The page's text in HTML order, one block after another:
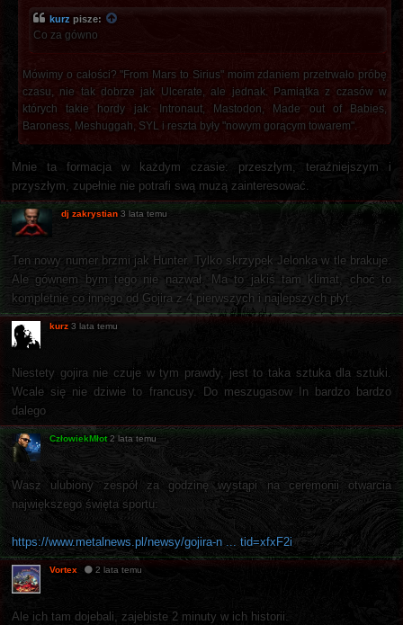
kurz pisze:
Co za gówno
Mówimy o całości? "From Mars to Sirius" moim zdaniem przetrwało próbę
czasu, nie tak dobrze jak Ulcerate, ale jednak. Pamiątka z czasów w
których takie hordy jak: Intronaut, Mastodon, Made out of Babies,
Baroness, Meshuggah, SYL i reszta były "nowym gorącym towarem".
Mnie ta formacja w każdym czasie: przeszłym, teraźniejszym i
przyszłym, zupełnie nie potrafi swą muzą zainteresować.
dj zakrystian 3 lata temu
Ten nowy numer brzmi jak Hunter. Tylko skrzypek Jelonka w tle brakuje.
Ale gównem bym tego nie nazwał. Ma to jakiś tam klimat, choć to
kompletnie co innego od Gojira z 4 pierwszych i najlepszych płyt.
kurz 3 lata temu
Niestety gojira nie czuje w tym prawdy, jest to taka sztuka dla sztuki.
Wcale się nie dziwie to francusy. Do meszugasow In bardzo bardzo
dalego
CzłowiekMłot 2 lata temu
Wasz ulubiony zespół za godzinę wystąpi na ceremonii otwarcia
największego święta sportu:
https://www.metalnews.pl/newsy/gojira-n ... tid=xfxF2i
Vortex 2 lata temu
Ale ich tam dojebali, zajebiste 2 minuty w ich historii.